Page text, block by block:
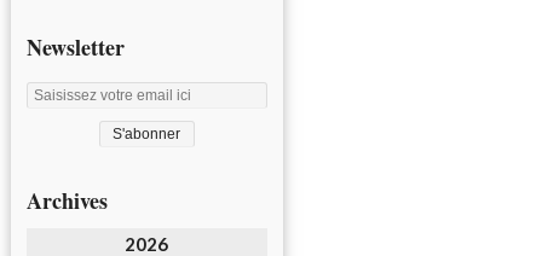
Newsletter
Archives
2026